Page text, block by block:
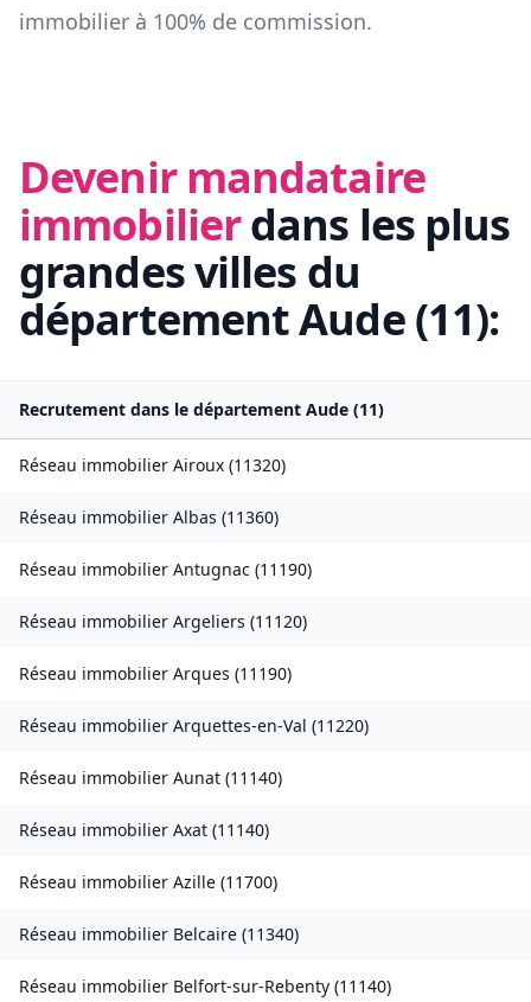
immobilier à 100% de commission.
Devenir mandataire
immobilierdans les plus
grandes villes du
départementAude(11):
Recrutement dans le département Aude (11)
Réseau immobilier Airoux (11320)
Réseau immobilier Albas (11360)
Réseau immobilier Antugnac (11190)
Réseau immobilier Argeliers (11120)
Réseau immobilier Arques (11190)
Réseau immobilier Arquettes-en-Val (11220)
Réseau immobilier Aunat (11140)
Réseau immobilier Axat (11140)
Réseau immobilier Azille (11700)
Réseau immobilier Belcaire (11340)
Réseau immobilier Belfort-sur-Rebenty (11140)